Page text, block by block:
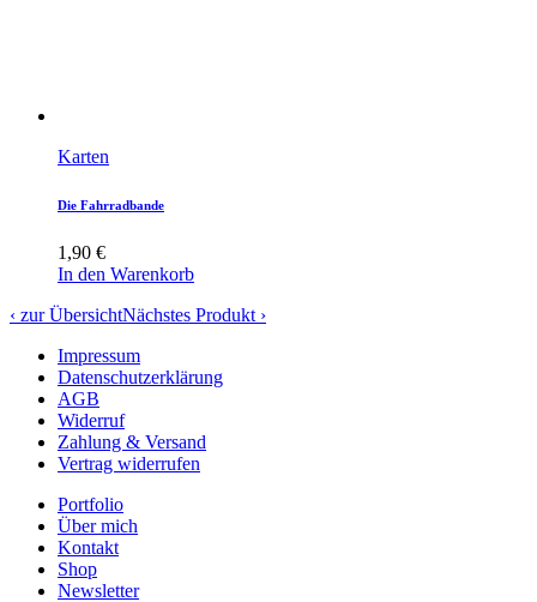
Karten
Die Fahrradbande
1,90 €
In den Warenkorb
‹ zur ÜbersichtNächstes Produkt ›
Impressum
Datenschutzerklärung
AGB
Widerruf
Zahlung & Versand
Vertrag widerrufen
Portfolio
Über mich
Kontakt
Shop
Newsletter